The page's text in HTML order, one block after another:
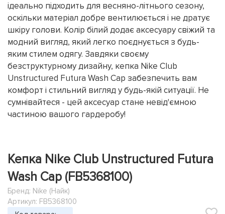
ідеально підходить для весняно-літнього сезону,
оскільки матеріал добре вентилюється і не дратує
шкіру голови. Колір білий додає аксесуару свіжий та
модний вигляд, який легко поєднується з будь-
яким стилем одягу. Завдяки своєму
безструктурному дизайну, кепка Nike Club
Unstructured Futura Wash Cap забезпечить вам
комфорт і стильний вигляд у будь-якій ситуації. Не
сумнівайтеся - цей аксесуар стане невід'ємною
частиною вашого гардеробу!
Кепка Nike Club Unstructured Futura
Wash Cap (FB5368100)
Бренд: Nike (Найк)
Артикул: FB5368100